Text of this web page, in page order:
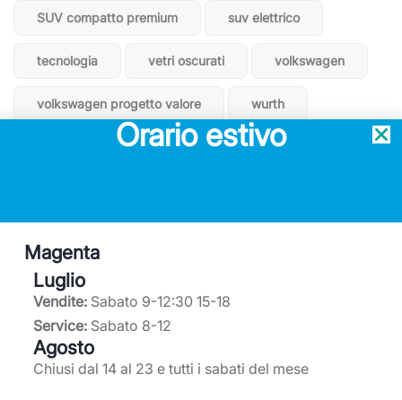
SUV compatto premium suv elettrico
tecnologia vetri oscurati volkswagen
volkswagen progetto valore wurth
Service ufficiale Mercedes-Benz
Concessionario ufficiale Subaru
Service partner Volkswagen
Orario estivo
Magenta
Luglio
Vendite: Sabato 9-12:30 15-18
Service: Sabato 8-12
Agosto
Chiusi dal 14 al 23 e tutti i sabati del mese